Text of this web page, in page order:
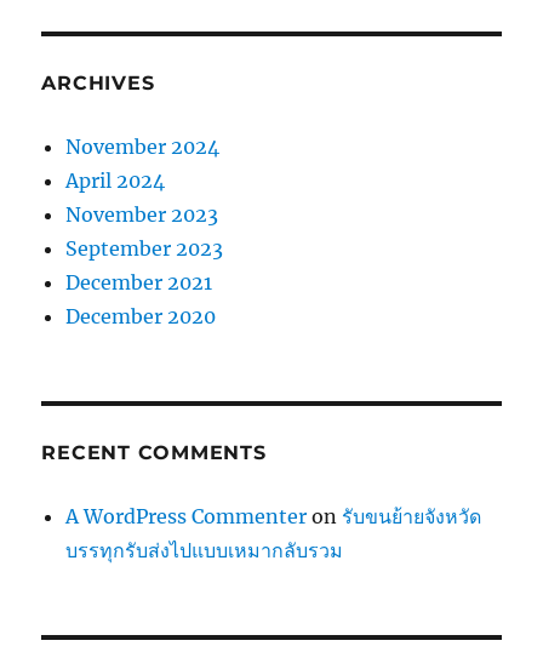
ARCHIVES
November 2024
April 2024
November 2023
September 2023
December 2021
December 2020
RECENT COMMENTS
A WordPress Commenter on รับขนย้ายจังหวัด
บรรทุกรับส่งไปแบบเหมากลับรวม